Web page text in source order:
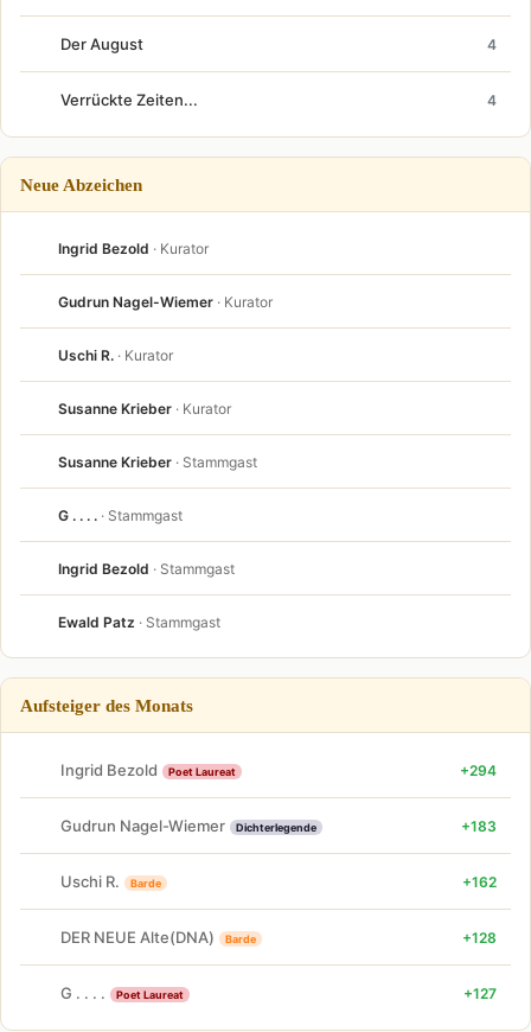
Der August 4
Verrückte Zeiten... 4
Neue Abzeichen
Ingrid Bezold · Kurator
Gudrun Nagel-Wiemer · Kurator
Uschi R. · Kurator
Susanne Krieber · Kurator
Susanne Krieber · Stammgast
G . . . . · Stammgast
Ingrid Bezold · Stammgast
Ewald Patz · Stammgast
Aufsteiger des Monats
Ingrid Bezold Poet Laureat +294
Gudrun Nagel-Wiemer Dichterlegende +183
Uschi R. Barde +162
DER NEUE Alte(DNA) Barde +128
G . . . . Poet Laureat +127